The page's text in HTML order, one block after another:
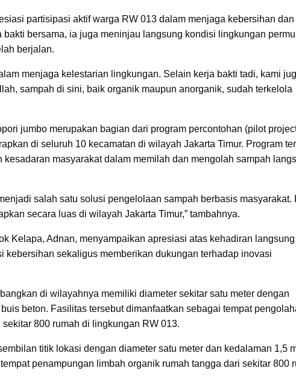
partisipasi aktif warga RW 013 dalam menjaga kebersihan dan
bersama, ia juga meninjau langsung kondisi lingkungan
berjalan.
menjaga kelestarian lingkungan. Selain kerja bakti tadi, kami
sampah di sini, baik organik maupun anorganik, sudah terkelola
jumbo merupakan bagian dari program percontohan (pilot
di seluruh 10 kecamatan di wilayah Jakarta Timur. Program
masyarakat dalam memilah dan mengolah sampah
salah satu solusi pengelolaan sampah berbasis masyarakat.
secara luas di wilayah Jakarta Timur,” tambahnya.
Kelapa, Adnan, menyampaikan apresiasi atas kehadiran
kebersihan sekaligus memberikan dukungan terhadap inovasi
di wilayahnya memiliki diameter sekitar satu meter dengan
beton. Fasilitas tersebut dimanfaatkan sebagai tempat
800 rumah di lingkungan RW 013.
titik lokasi dengan diameter satu meter dan kedalaman 1,5
penampungan limbah organik rumah tangga dari sekitar 800